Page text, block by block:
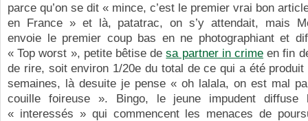
parce qu’on se dit « mince, c’est le premier vrai bon
en France » et là, patatrac, on s’y attendait, mais
envoie le premier coup bas en ne photographiant et
« Top worst », petite bêtise desa partner in crime en fin
de rire, soit environ 1/20e du total de ce qui a été
semaines, là desuite je pense « oh lalala, on est mal
couille foireuse ». Bingo, le jeune impudent diffuse
« interessés » qui commencent les menaces de